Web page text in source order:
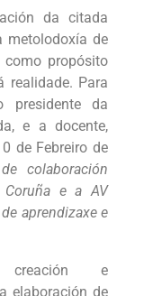
da citada
metolodoxía de
como propósito
realidade. Para
presidente da
e a docente,
de Febreiro de
colaboración
Coruña e a AV
aprendizaxe e
creación e
elaboración de